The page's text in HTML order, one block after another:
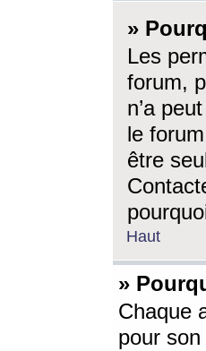
»
Les
forum,
n’a
le
être
Haut
»
Chaque
pour